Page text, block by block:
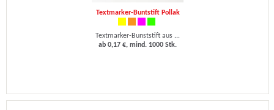
Textmarker-Buntstift Pollak
Textmarker-Bunststift aus ...
ab 0,17 €, mind. 1000 Stk.